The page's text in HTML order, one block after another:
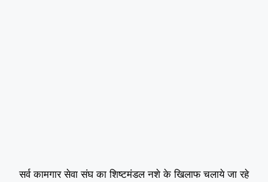
सर्व कामगार सेवा संघ का शिष्टमंडल नशे के खिलाफ चलाये जा रहे